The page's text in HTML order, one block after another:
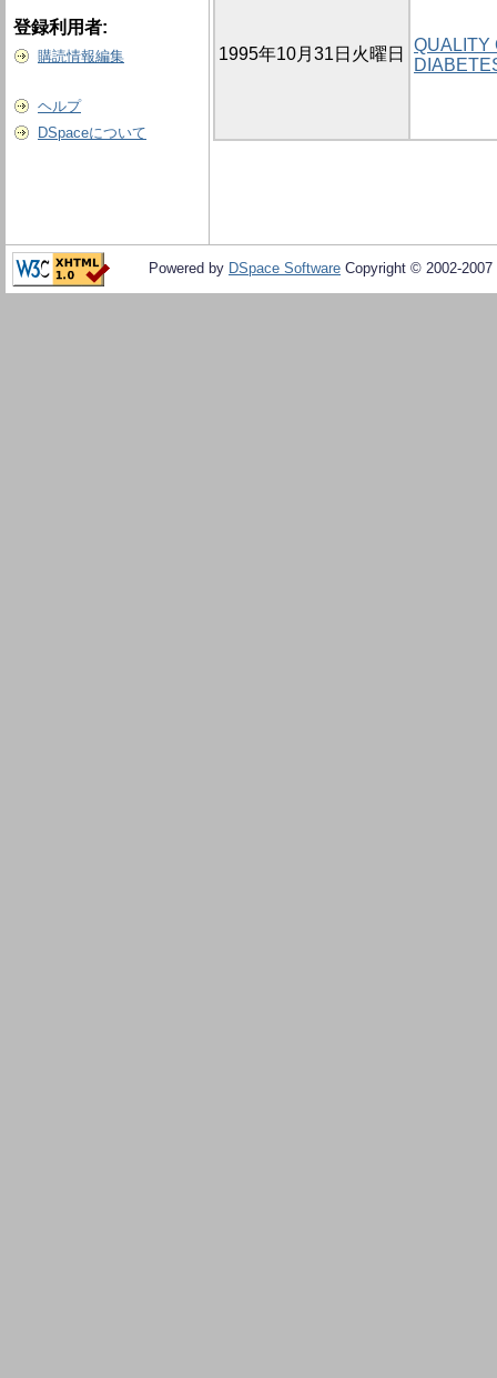
登録利用者:
購読情報編集
ヘルプ
DSpaceについて
1995年10月31日火曜日
QUALITY
Powered by DSpace Software Copyright © 2002-2007